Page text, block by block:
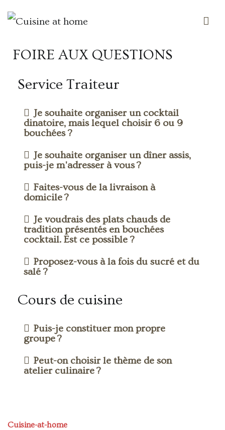
FOIRE AUX QUESTIONS
Service Traiteur
Je souhaite organiser un cocktail
dinatoire, mais lequel choisir 6 ou 9
bouchées ?
Je souhaite organiser un dîner assis,
puis-je m'adresser à vous ?
Faites-vous de la livraison à
domicile ?
Je voudrais des plats chauds de
tradition présentés en bouchées
cocktail. Est ce possible ?
Proposez-vous à la fois du sucré et du
salé ?
Cours de cuisine
Puis-je constituer mon propre
groupe ?
Peut-on choisir le thème de son
atelier culinaire ?
Cuisine-at-home